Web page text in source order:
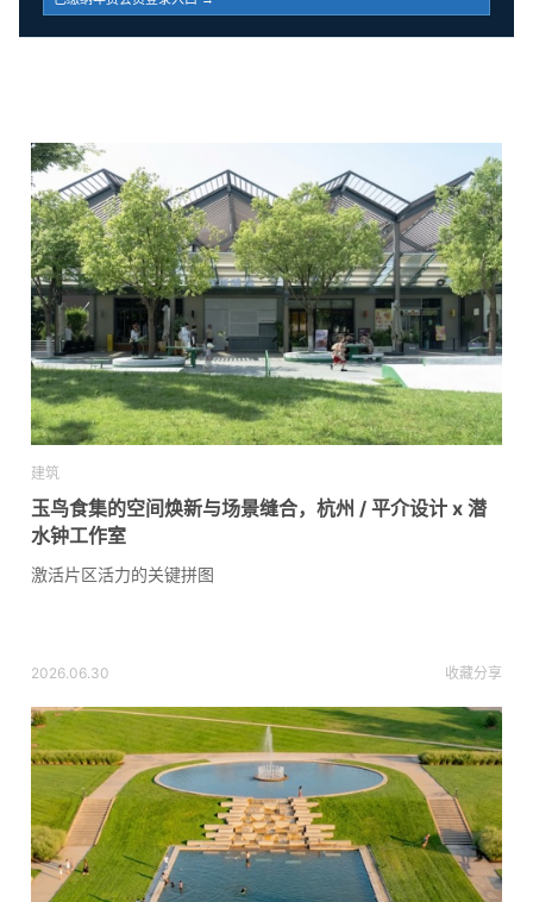
建筑
玉鸟食集的空间焕新与场景缝合，杭州 / 平介设计 x 潜
水钟工作室
激活片区活力的关键拼图
2026.06.30 收藏分享